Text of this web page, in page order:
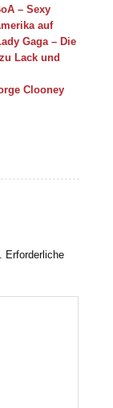
– Sexy
auf
Gaga – Die
Lack und
Clooney
Erforderliche